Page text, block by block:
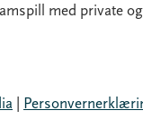
med private